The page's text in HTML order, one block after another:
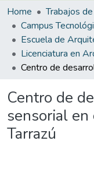
Home
Trabajos
Centro de
sensorial
Tarrazú